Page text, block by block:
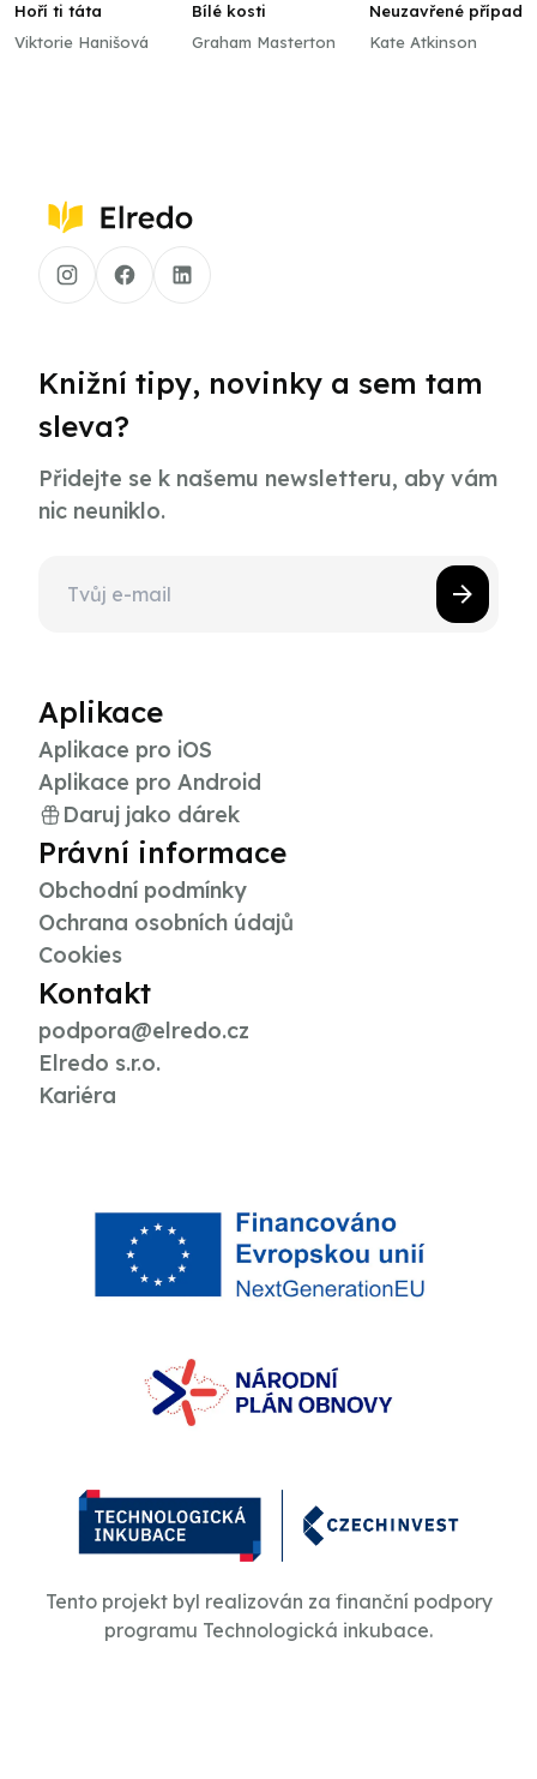
Hoří ti táta
Viktorie Hanišová
Bílé kosti
Graham Masterton
Neuzavřené případy
Kate Atkinson
Knižní tipy, novinky a sem tam
sleva?
Přidejte se k našemu newsletteru, aby vám
nic neuniklo.
Aplikace
Aplikace pro iOS
Aplikace pro Android
Daruj jako dárek
Právní informace
Obchodní podmínky
Ochrana osobních údajů
Cookies
Kontakt
podpora@elredo.cz
Elredo s.r.o.
Kariéra
Tento projekt byl realizován za finanční podpory
programu Technologická inkubace.